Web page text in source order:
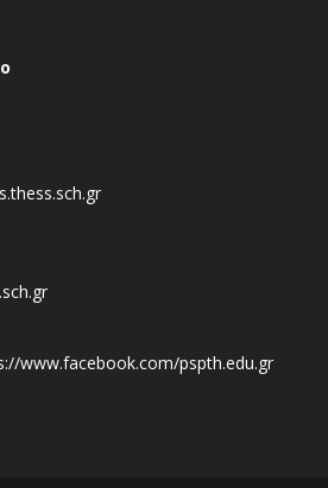
www.facebook.com/pspth.edu.gr